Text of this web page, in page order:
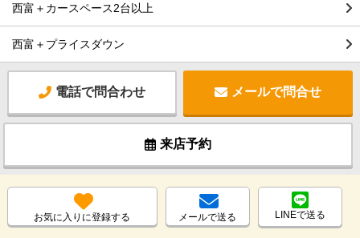
西富＋カースペース2台以上
西富＋プライスダウン
電話で問合わせ メールで問合せ
来店予約
お気に入りに登録する メールで送る LINEで送る